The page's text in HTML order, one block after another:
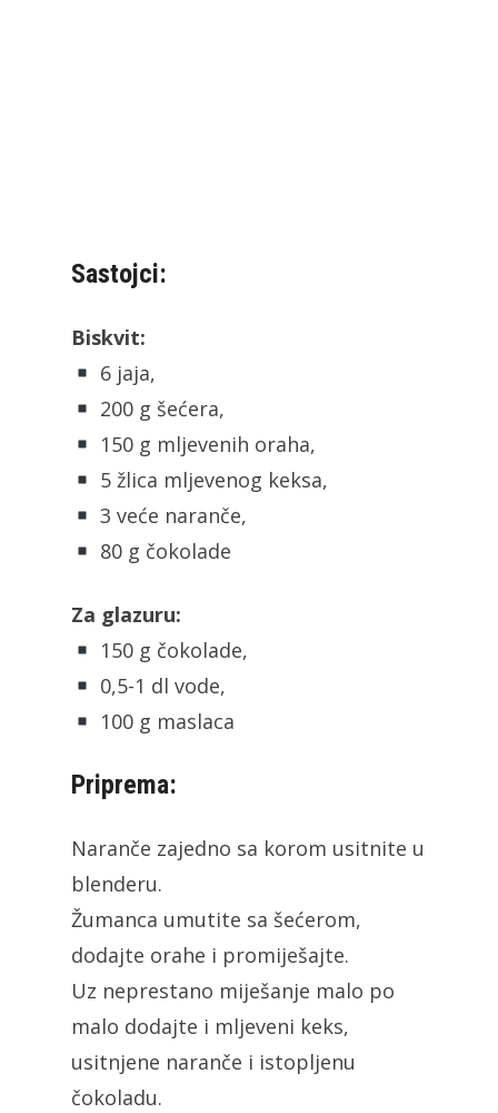
Sastojci:
Biskvit:
6 jaja,
200 g šećera,
150 g mljevenih oraha,
5 žlica mljevenog keksa,
3 veće naranče,
80 g čokolade
Za glazuru:
150 g čokolade,
0,5-1 dl vode,
100 g maslaca
Priprema:
Naranče zajedno sa korom usitnite u
blenderu.
Žumanca umutite sa šećerom,
dodajte orahe i promiješajte.
Uz neprestano miješanje malo po
malo dodajte i mljeveni keks,
usitnjene naranče i istopljenu
čokoladu.